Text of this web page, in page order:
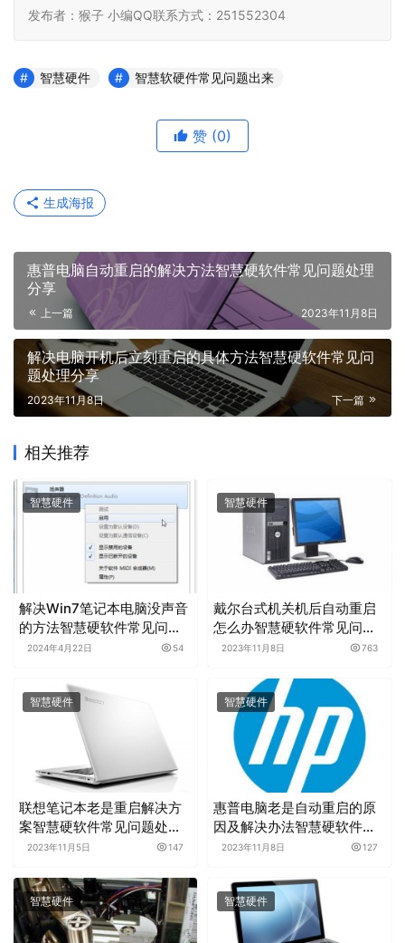
发布者：猴子 小编QQ联系方式：251552304
智慧硬件 智慧软硬件常见问题出来
赞 (0)
生成海报
惠普电脑自动重启的解决方法智慧硬软件常见问题处理
分享
上一篇 2023年11月8日
解决电脑开机后立刻重启的具体方法智慧硬软件常见问
题处理分享
下一篇
2023年11月8日
相关推荐
智慧硬件
解决Win7笔记本电脑没声音
的方法智慧硬软件常见问题
处理分享
2024年4月22日 54
智慧硬件
戴尔台式机关机后自动重启
怎么办智慧硬软件常见问题
处理分享
2023年11月8日 763
智慧硬件
联想笔记本老是重启解决方
案智慧硬软件常见问题处理
分享
2023年11月5日 147
智慧硬件
惠普电脑老是自动重启的原
因及解决办法智慧硬软件常
见问题处理分享
2023年11月8日 127
智慧硬件 智慧硬件